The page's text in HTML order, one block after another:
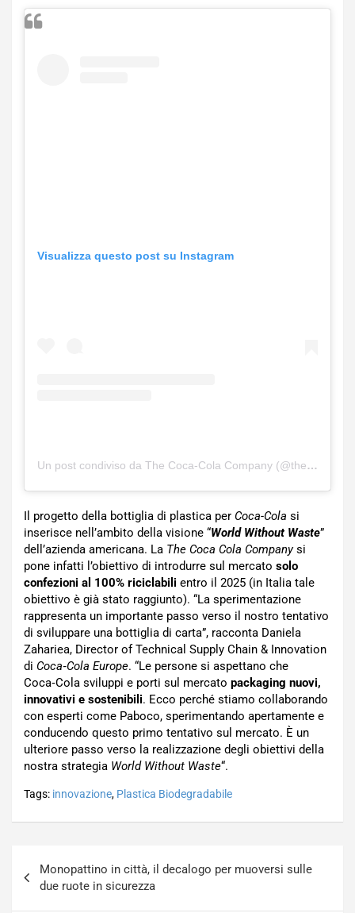
Visualizza questo post su Instagram
Un post condiviso da The Coca-Cola Company (@thecocacolaco)
Il progetto della bottiglia di plastica per Coca-Cola si
inserisce nell’ambito della visione “World Without Waste”
dell’azienda americana. La The Coca Cola Companysi
pone infatti l’obiettivo di introdurre sul mercato solo
confezioni al 100% riciclabili entro il 2025 (in Italia tale
obiettivo è già stato raggiunto). “La sperimentazione
rappresenta un importante passo verso il nostro tentativo
di sviluppare una bottiglia di carta”, racconta Daniela
Zahariea, Director of Technical Supply Chain & Innovation
di Coca‑Cola Europe. “Le persone si aspettano che
Coca‑Cola sviluppi e porti sul mercato packaging nuovi,
innovativi e sostenibili. Ecco perché stiamo collaborando
con esperti come Paboco, sperimentando apertamente e
conducendo questo primo tentativo sul mercato. È un
ulteriore passo verso la realizzazione degli obiettivi della
nostra strategia World Without Waste“.
Tags: innovazione, Plastica Biodegradabile
articoli
Monopattino in città, il decalogo per muoversi sulle
due ruote in sicurezza